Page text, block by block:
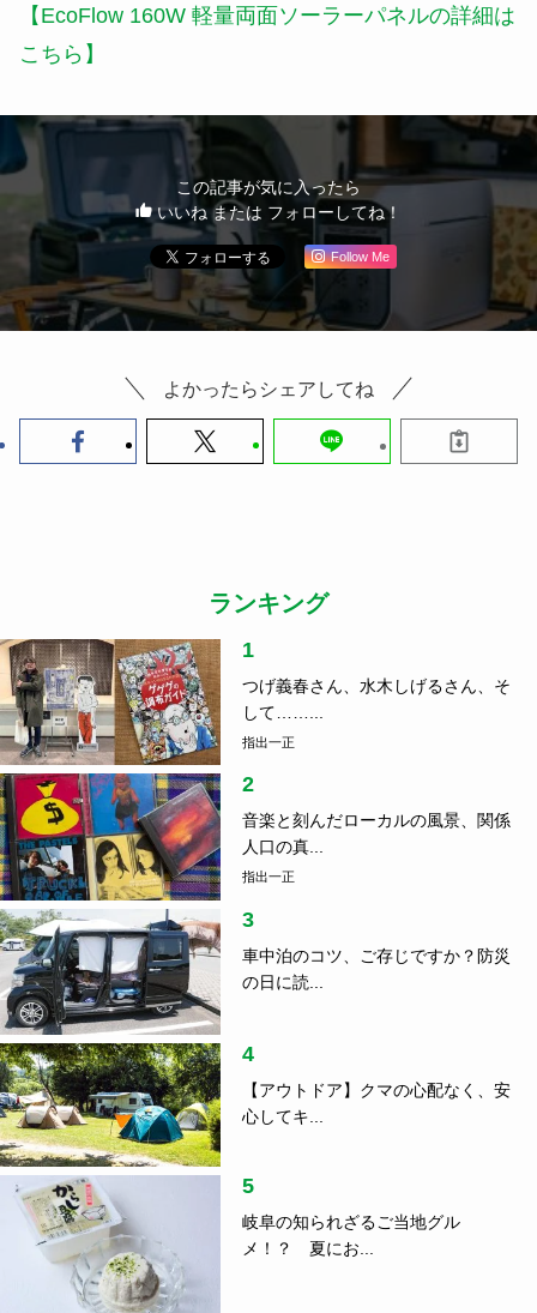
【EcoFlow 160W 軽量両面ソーラーパネルの詳細は
こちら】
この記事が気に入ったら
いいね または フォローしてね！
Follow Me
よかったらシェアしてね
ランキング
1
つげ義春さん、水木しげるさん、そ
して……...
指出一正
2
音楽と刻んだローカルの風景、関係
人口の真...
指出一正
3
車中泊のコツ、ご存じですか？防災
の日に読...
4
【アウトドア】クマの心配なく、安
心してキ...
5
岐阜の知られざるご当地グル
メ！？ 夏にお...